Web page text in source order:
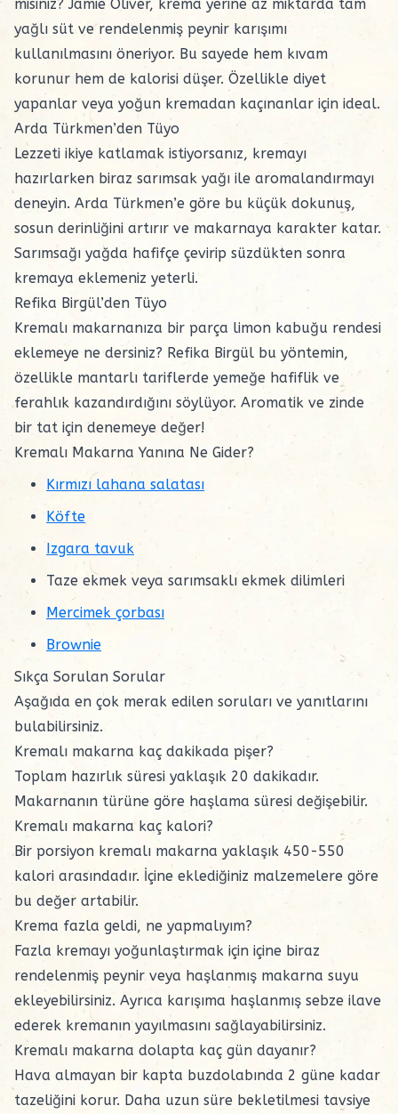
misiniz? Jamie Oliver, krema yerine az miktarda tam
yağlı süt ve rendelenmiş peynir karışımı
kullanılmasını öneriyor. Bu sayede hem kıvam
korunur hem de kalorisi düşer. Özellikle diyet
yapanlar veya yoğun kremadan kaçınanlar için ideal.
Arda Türkmen’den Tüyo
Lezzeti ikiye katlamak istiyorsanız, kremayı
hazırlarken biraz sarımsak yağı ile aromalandırmayı
deneyin. Arda Türkmen’e göre bu küçük dokunuş,
sosun derinliğini artırır ve makarnaya karakter katar.
Sarımsağı yağda hafifçe çevirip süzdükten sonra
kremaya eklemeniz yeterli.
Refika Birgül’den Tüyo
Kremalı makarnanıza bir parça limon kabuğu rendesi
eklemeye ne dersiniz? Refika Birgül bu yöntemin,
özellikle mantarlı tariflerde yemeğe hafiflik ve
ferahlık kazandırdığını söylüyor. Aromatik ve zinde
bir tat için denemeye değer!
Kremalı Makarna Yanına Ne Gider?
Kırmızı lahana salatası
Köfte
Izgara tavuk
Taze ekmek veya sarımsaklı ekmek dilimleri
Mercimek çorbası
Brownie
Sıkça Sorulan Sorular
Aşağıda en çok merak edilen soruları ve yanıtlarını
bulabilirsiniz.
Kremalı makarna kaç dakikada pişer?
Toplam hazırlık süresi yaklaşık 20 dakikadır.
Makarnanın türüne göre haşlama süresi değişebilir.
Kremalı makarna kaç kalori?
Bir porsiyon kremalı makarna yaklaşık 450-550
kalori arasındadır. İçine eklediğiniz malzemelere göre
bu değer artabilir.
Krema fazla geldi, ne yapmalıyım?
Fazla kremayı yoğunlaştırmak için içine biraz
rendelenmiş peynir veya haşlanmış makarna suyu
ekleyebilirsiniz. Ayrıca karışıma haşlanmış sebze ilave
ederek kremanın yayılmasını sağlayabilirsiniz.
Kremalı makarna dolapta kaç gün dayanır?
Hava almayan bir kapta buzdolabında 2 güne kadar
tazeliğini korur. Daha uzun süre bekletilmesi tavsiye